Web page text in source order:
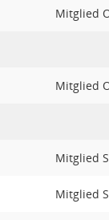
Mitglied
Mitglied
Mitglied
Mitglied